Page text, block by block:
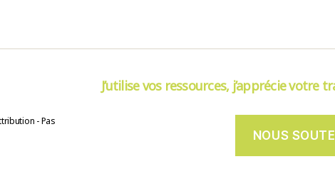
- Pas
J’utilise vos ressources, j’apprécie votre
NOUS